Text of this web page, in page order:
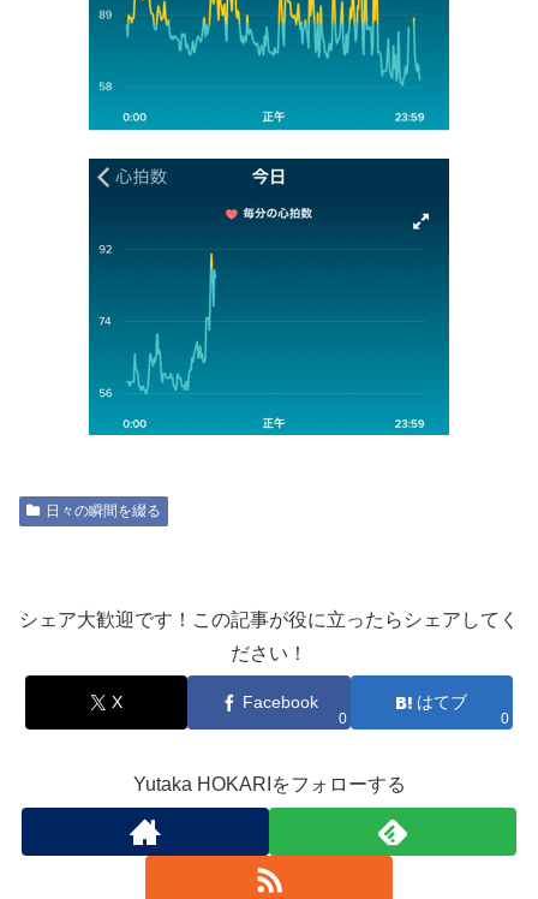
日々の瞬間を綴る
シェア大歓迎です！この記事が役に立ったらシェアしてく
ださい！
X Facebook
0
はてブ
0
Yutaka HOKARIをフォローする